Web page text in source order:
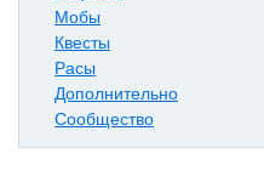
Мобы
Квесты
Расы
Дополнительно
Сообщество